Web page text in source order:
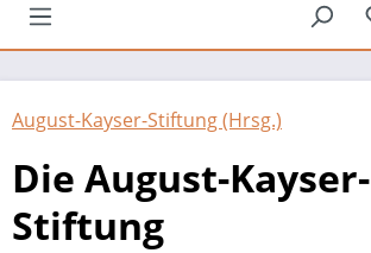
August-Kayser-Stiftung (Hrsg.)
Die August-Kayser-
Stiftung